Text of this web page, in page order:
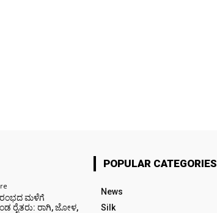
ಮಳೆಗೆ
ರೈತರು: ರಾಗಿ, ಜೋಳ,
POPULAR CATEGORIES
News
Silk